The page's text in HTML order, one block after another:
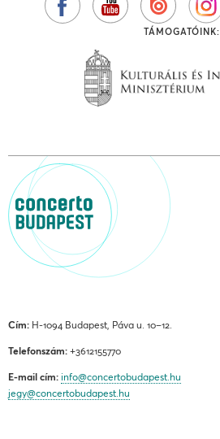
TÁMOGATÓINK:
Cím: H-1094 Budapest, Páva u. 10–12.
Telefonszám: +3612155770
E-mail cím: info@concertobudapest.hu
jegy@concertobudapest.hu